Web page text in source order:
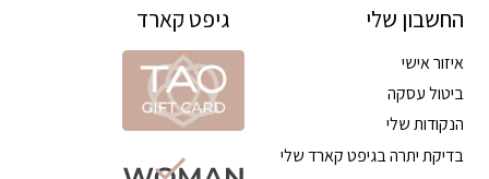
החשבון שלי
איזור אישי
ביטול עסקה
הנקודות שלי
בדיקת יתרה בגיפט קארד שלי
גיפט קארד